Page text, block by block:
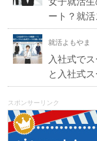
ート？就
就活よもやま
入社式で
と入社式
スポンサーリンク